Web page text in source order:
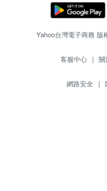
Yahoo台灣電子商務
客服中心 | 關
網路安全 |